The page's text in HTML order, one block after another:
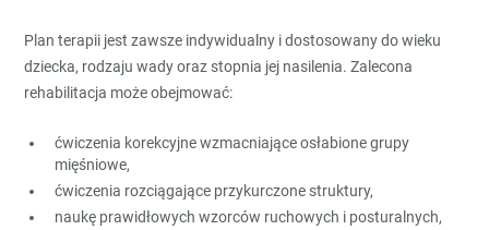
Plan terapii jest zawsze indywidualny i dostosowany do wieku
dziecka, rodzaju wady oraz stopnia jej nasilenia. Zalecona
rehabilitacja może obejmować:
ćwiczenia korekcyjne wzmacniające osłabione grupy
mięśniowe,
ćwiczenia rozciągające przykurczone struktury,
naukę prawidłowych wzorców ruchowych i posturalnych,